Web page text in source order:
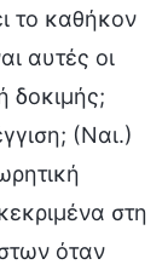
το καθήκον
αυτές οι
δοκιμής;
(Ναι.)
στη
όταν